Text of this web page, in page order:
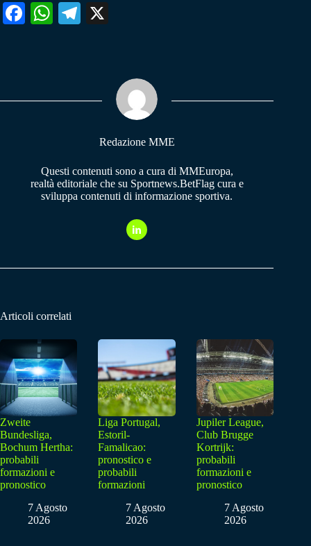
Fa W
pp
Te
m
Redazione MME
Questi contenuti sono a cura di MMEuropa,
realtà editoriale che su Sportnews.BetFlag cura e
sviluppa contenuti di informazione sportiva.
Articoli correlati
Zweite
Bundesliga,
Bochum Hertha:
probabili
formazioni e
pronostico
7 Agosto
2026
Liga Portugal,
Estoril-
Famalicao:
pronostico e
probabili
formazioni
7 Agosto
2026
Jupiler League,
Club Brugge
Kortrijk:
probabili
formazioni e
pronostico
7 Agosto
2026